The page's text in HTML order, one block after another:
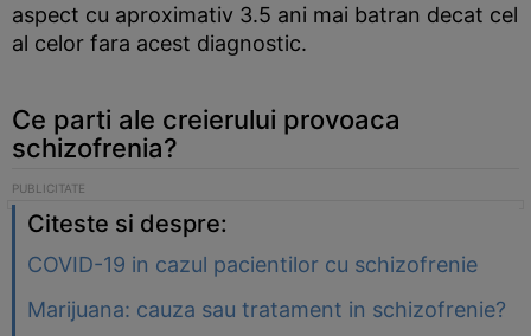
aspect cu aproximativ 3.5 ani mai batran decat cel
al celor fara acest diagnostic.
Ce parti ale creierului provoaca
schizofrenia?
Citeste si despre:
COVID-19 in cazul pacientilor cu schizofrenie
Marijuana: cauza sau tratament in schizofrenie?